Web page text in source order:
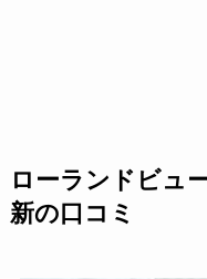
ローランドビュ
新の口コミ